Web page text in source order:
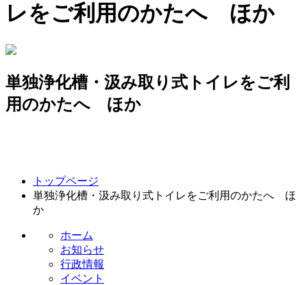
レをご利用のかたへ ほか
単独浄化槽・汲み取り式トイレをご利
用のかたへ ほか
トップページ
単独浄化槽・汲み取り式トイレをご利用のかたへ ほ
か
ホーム
お知らせ
行政情報
イベント